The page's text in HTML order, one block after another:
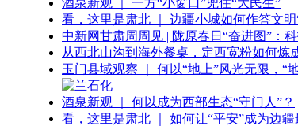
酒泉新观 ｜ 一方“小窗口”兜住“大民生”
看，这里是肃北 ｜ 边疆小城如何作答文明
中新网甘肃周周见 | 陇原春日“奋进图”：
从西北山沟到海外餐桌，定西宽粉如何炼
玉门县域观察 ｜ 何以“地上”风光无限，“
酒泉新观 ｜ 何以成为西部生态“守门人”？
看，这里是肃北 ｜ 如何让“平安”成为边疆